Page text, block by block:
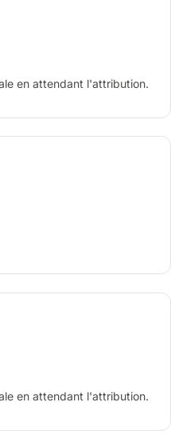
en attendant l'attribution.
en attendant l'attribution.